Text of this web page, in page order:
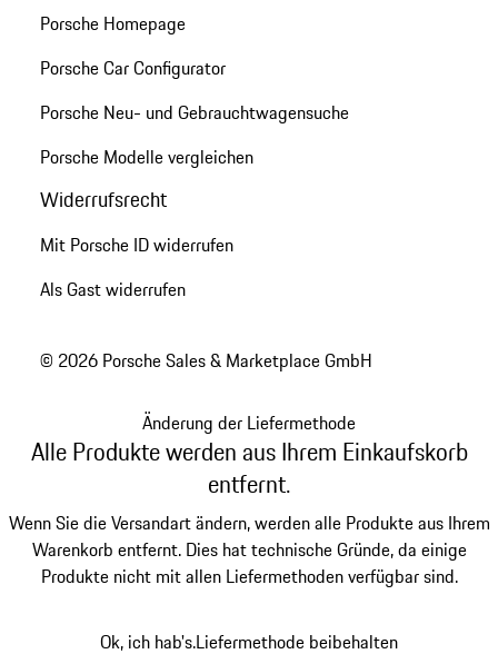
Porsche Homepage
Porsche Car Configurator
Porsche Neu- und Gebrauchtwagensuche
Porsche Modelle vergleichen
Widerrufsrecht
Mit Porsche ID widerrufen
Als Gast widerrufen
© 2026 Porsche Sales & Marketplace GmbH
Änderung der Liefermethode
Alle Produkte werden aus Ihrem Einkaufskorb
entfernt.
Wenn Sie die Versandart ändern, werden alle Produkte aus Ihrem
Warenkorb entfernt. Dies hat technische Gründe, da einige
Produkte nicht mit allen Liefermethoden verfügbar sind.
Ok, ich hab's.Liefermethode beibehalten